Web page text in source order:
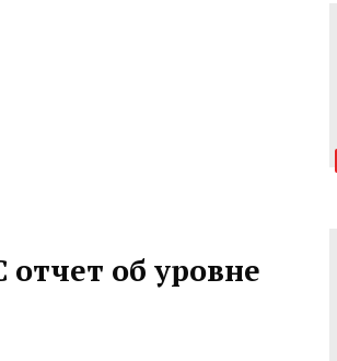
об уровне